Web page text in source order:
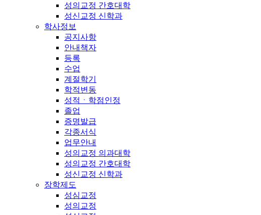
성의교정 간호대학
성신교정 신학과
학사정보
공지사항
안내책자
등록
수업
계절학기
학적변동
성적ㆍ학점인정
졸업
증명발급
각종서식
업무안내
성의교정 의과대학
성의교정 간호대학
성신교정 신학과
장학제도
성심교정
성의교정